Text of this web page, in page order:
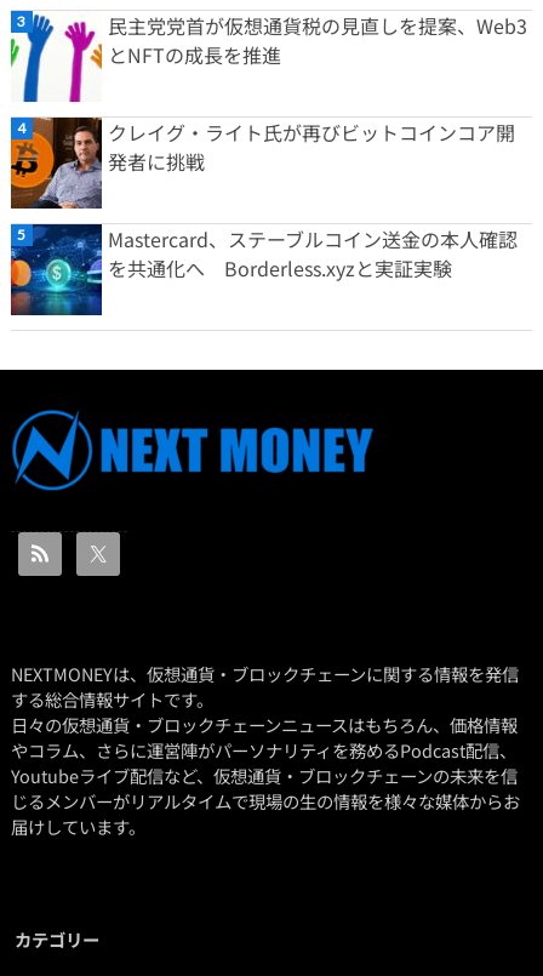
民主党党首が仮想通貨税の見直しを提案、Web3
とNFTの成長を推進
クレイグ・ライト氏が再びビットコインコア開
発者に挑戦
Mastercard、ステーブルコイン送金の本人確認
を共通化へ Borderless.xyzと実証実験
NEXTMONEYは、仮想通貨・ブロックチェーンに関する情報を発信
する総合情報サイトです。
日々の仮想通貨・ブロックチェーンニュースはもちろん、価格情報
やコラム、さらに運営陣がパーソナリティを務めるPodcast配信、
Youtubeライブ配信など、仮想通貨・ブロックチェーンの未来を信
じるメンバーがリアルタイムで現場の生の情報を様々な媒体からお
届けしています。
カテゴリー